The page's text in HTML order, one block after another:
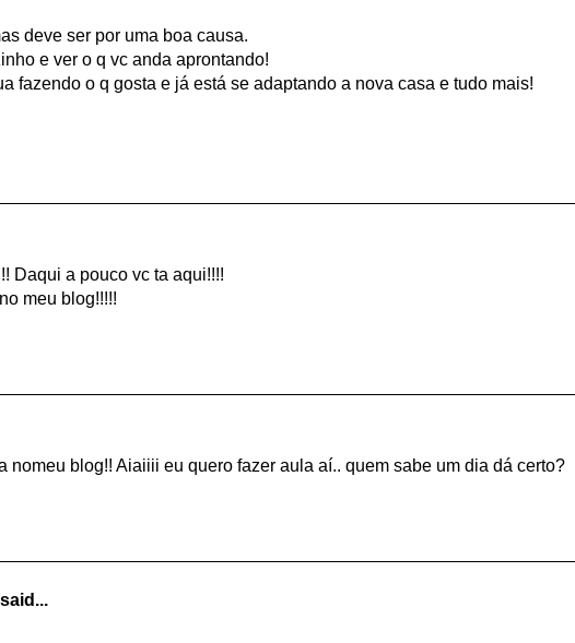
deve ser por uma boa causa.
e ver o q vc anda aprontando!
fazendo o q gosta e já está se adaptando a nova casa e tudo mais!
Daqui a pouco vc ta aqui!!!!
meu blog!!!!!
nomeu blog!! Aiaiiii eu quero fazer aula aí.. quem sabe um dia dá certo?